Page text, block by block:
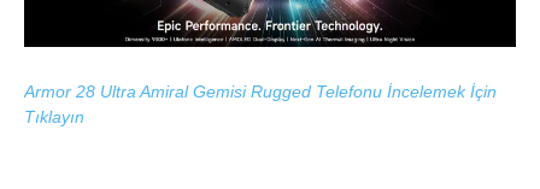
Armor 28 Ultra Amiral Gemisi Rugged Telefonu İncelemek İçin
Tıklayın